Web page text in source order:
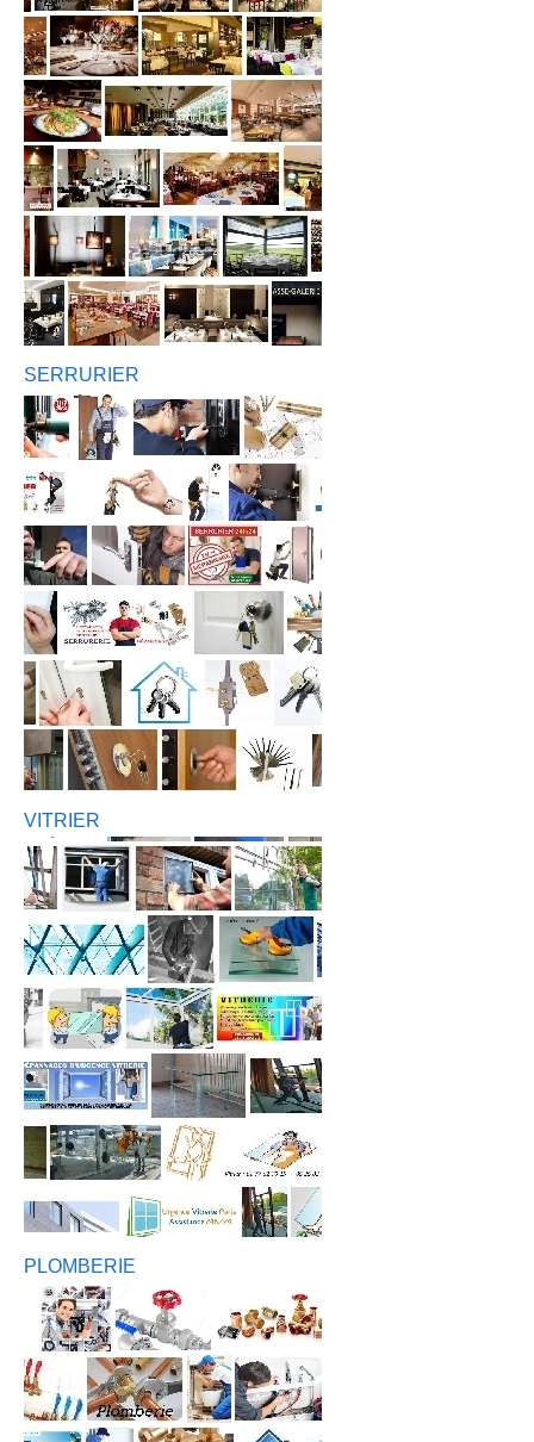
SERRURIER
VITRIER
PLOMBERIE